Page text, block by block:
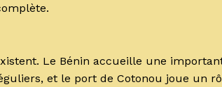
Le Bénin accueille une
et le port de Cotonou joue un